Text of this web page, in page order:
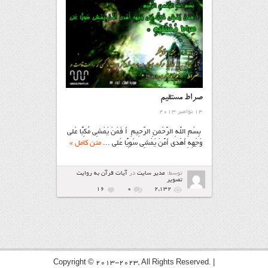
صراط مستقیم
14 نوامبر 2013
بِسْمِ اللَّهِ الرَّحْمنِ الرَّحِیمِ أَ فَمَنْ یَمْشِی مُکِبًّا عَلى
وَجْهِهِ أَهْدى أَمَّنْ یَمْشِی سَوِیًّا عَلى ...متن کامل »
توسط: مدیر سایتدر آیات قرآن به روایت
تصویر
2,132
۰ 16
Copyright © 2013-2023, All Rights Reserved. |